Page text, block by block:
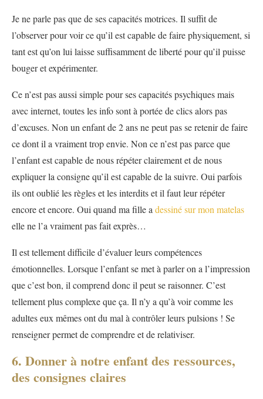
Je ne parle pas que de ses capacités motrices. Il suffit de
l’observer pour voir ce qu’il est capable de faire physiquement, si
tant est qu’on lui laisse suffisamment de liberté pour qu’il puisse
bouger et expérimenter.
Ce n’est pas aussi simple pour ses capacités psychiques mais
avec internet, toutes les info sont à portée de clics alors pas
d’excuses. Non un enfant de 2 ans ne peut pas se retenir de faire
ce dont il a vraiment trop envie. Non ce n’est pas parce que
l’enfant est capable de nous répéter clairement et de nous
expliquer la consigne qu’il est capable de la suivre. Oui parfois
ils ont oublié les règles et les interdits et il faut leur répéter
encore et encore. Oui quand ma fille a dessiné sur mon matelas
elle ne l’a vraiment pas fait exprès…
Il est tellement difficile d’évaluer leurs compétences
émotionnelles. Lorsque l’enfant se met à parler on a l’impression
que c’est bon, il comprend donc il peut se raisonner. C’est
tellement plus complexe que ça. Il n’y a qu’à voir comme les
adultes eux mêmes ont du mal à contrôler leurs pulsions ! Se
renseigner permet de comprendre et de relativiser.
6. Donner à notre enfant des ressources,
des consignes claires